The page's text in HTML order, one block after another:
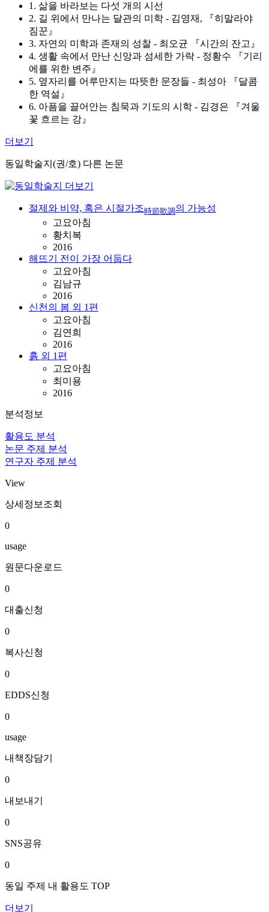
1. 삶을 바라보는 다섯 개의 시선
2. 길 위에서 만나는 달관의 미학 - 김영재, 『히말라야
짐꾼』
3. 자연의 미학과 존재의 성찰 - 최오균 『시간의 잔고』
4. 생활 속에서 만난 신앙과 섬세한 가락 - 정황수 『기리
에를 위한 변주』
5. 옆자리를 어루만지는 따뜻한 문장들 - 최성아 『달콤
한 역설』
6. 아픔을 끌어안는 침묵과 기도의 시학 - 김경은 『겨울
꽃 흐르는 강』
더보기
동일학술지(권/호) 다른 논문
절제와 비약, 혹은 시절가조時節歌調의 가능성
고요아침
황치복
2016
해뜨기 전이 가장 어둡다
고요아침
김남규
2016
신천의 봄 외 1편
고요아침
김연희
2016
흙 외 1편
고요아침
최미용
2016
분석정보
활용도 분석
논문 주제 분석
연구자 주제 분석
View
상세정보조회
0
usage
원문다운로드
0
대출신청
0
복사신청
0
EDDS신청
0
usage
내책장담기
0
내보내기
0
SNS공유
0
동일 주제 내 활용도 TOP
더보기